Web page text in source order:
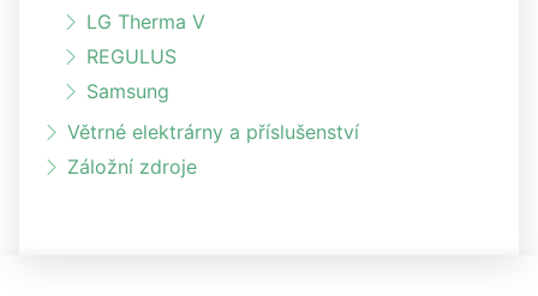
LG Therma V
REGULUS
Samsung
Větrné elektrárny a příslušenství
Záložní zdroje